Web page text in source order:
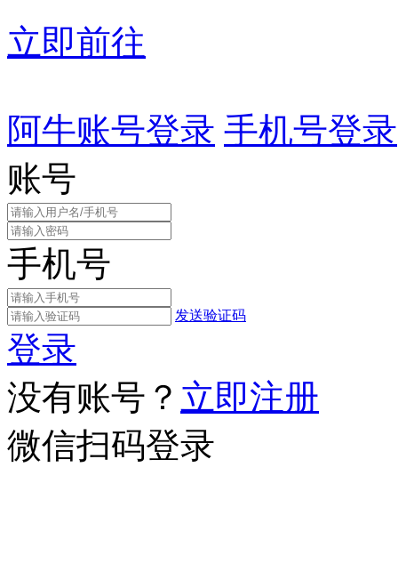
立即前往
阿牛账号登录 手机号登录
账号
手机号
发送验证码
登录
没有账号？ 立即注册
微信扫码登录